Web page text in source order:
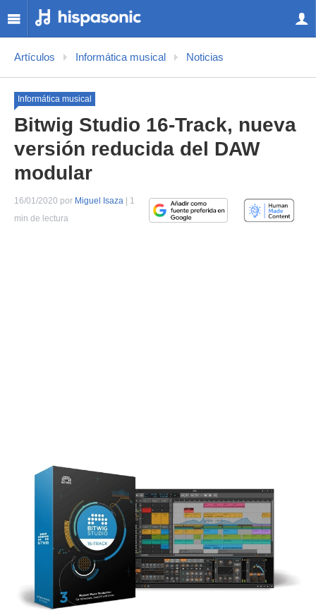
Artículos Informática musical Noticias
Informática musical
Bitwig Studio 16-Track, nueva
versión reducida del DAW
modular
16/01/2020 por Miguel Isaza | 1
min de lectura